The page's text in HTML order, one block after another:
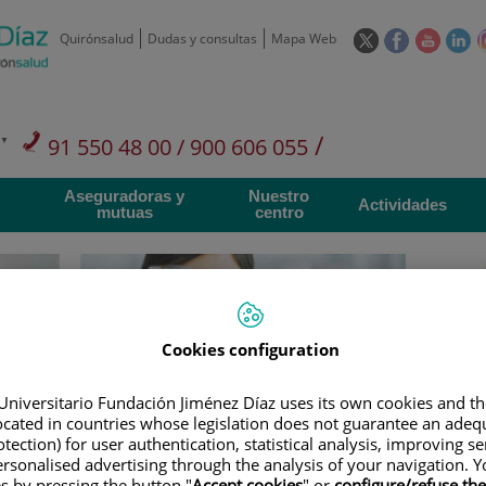
Quirónsalud Dudas y consultas Mapa Web
Este
ventana
nueva.
Este
ventana
nueva.
Este
nueva.
91 550 48 00 / 900 606 055/
Privados: 91 090 05 16
Aseguradoras y
mutuas
Nuestro
centro
Actividades
Investigación
Teléfono de atención al usuario900 301 013
Cookies configuration
Fundación Jiménez Díaz uses its own cookies and
in countries whose legislation does not guarantee an
for user authentication, statistical analysis, improving
advertising through the analysis of your navigation.